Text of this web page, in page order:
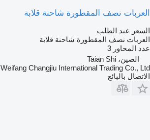
العربات نصف المقطورة شاحنة قلابة
السعر عند الطلب
العربات نصف المقطورة شاحنة قلابة
عدد المحاور 3
الصين، Taian Shi
Weifang Changjiu International Trading Co., Ltd.
الاتصال بالبائع